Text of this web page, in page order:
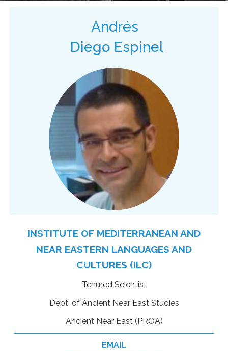
Andrés
Diego Espinel
INSTITUTE OF MEDITERRANEAN AND
NEAR EASTERN LANGUAGES AND
CULTURES (ILC)
Tenured Scientist
Dept. of Ancient Near East Studies
Ancient Near East (PROA)
EMAIL